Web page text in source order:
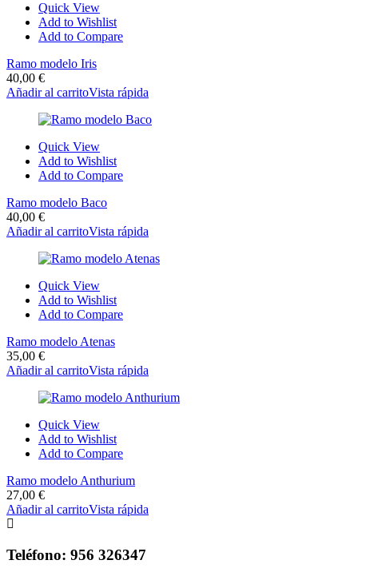
Quick View
Add to Wishlist
Add to Compare
Ramo modelo Iris
40,00 €
Añadir al carritoVista rápida
Quick View
Add to Wishlist
Add to Compare
Ramo modelo Baco
40,00 €
Añadir al carritoVista rápida
Quick View
Add to Wishlist
Add to Compare
Ramo modelo Atenas
35,00 €
Añadir al carritoVista rápida
Quick View
Add to Wishlist
Add to Compare
Ramo modelo Anthurium
27,00 €
Añadir al carritoVista rápida
Teléfono: 956 326347